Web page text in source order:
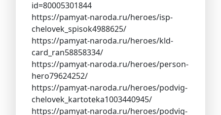
id=80005301844
https://pamyat-naroda.ru/heroes/isp-
chelovek_spisok4988625/
https://pamyat-naroda.ru/heroes/kld-
card_ran58858334/
https://pamyat-naroda.ru/heroes/person-
hero79624252/
https://pamyat-naroda.ru/heroes/podvig-
chelovek_kartoteka1003440945/
https://pamyat-naroda.ru/heroes/podvig-